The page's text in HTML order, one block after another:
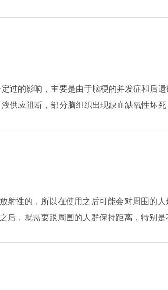
过的影响，主要是由于脑梗的并发症和后
供应阻断，部分脑组织出现缺血缺氧性坏
射性的，所以在使用之后可能会对周围的人
后，就需要跟周围的人群保持距离，特别是